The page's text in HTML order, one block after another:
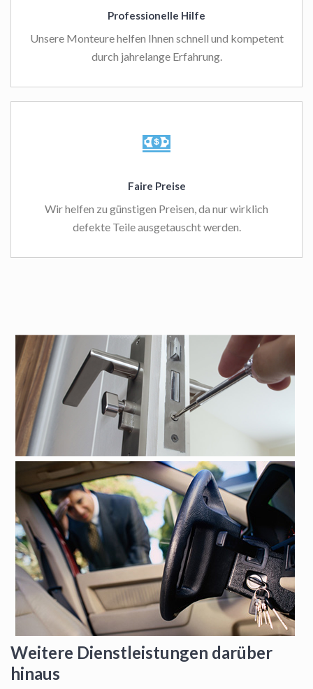
Professionelle Hilfe
Unsere Monteure helfen Ihnen schnell und kompetent
durch jahrelange Erfahrung.
Faire Preise
Wir helfen zu günstigen Preisen, da nur wirklich
defekte Teile ausgetauscht werden.
Weitere Dienstleistungen darüber
hinaus